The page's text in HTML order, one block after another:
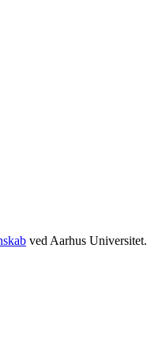
ved Aarhus Universitet.